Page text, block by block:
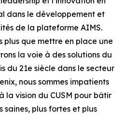
dans le développement et
de la plateforme AIMS.
plus que mettre en place une
la voie à des solutions du
du 21e siècle dans le secteur
nous sommes impatients
la vision du CUSM pour bâtir
saines, plus fortes et plus